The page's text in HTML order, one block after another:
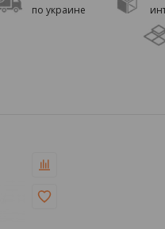
по украине